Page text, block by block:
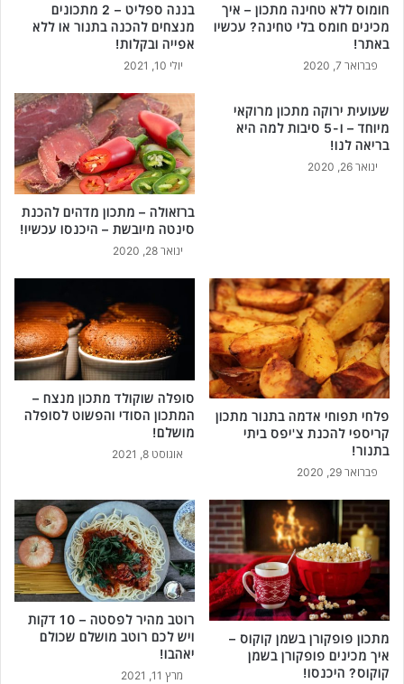
חומוס ללא טחינה מתכון – איך
מכינים חומס בלי טחינה? עכשיו
באתר!
פברואר 7, 2020
בננה ספליט – 2 מתכונים
מנצחים להכנה בתנור או ללא
אפייה ובקלות!
יולי 10, 2021
שעועית ירוקה מתכון מרוקאי
מיוחד – ו-5 סיבות למה היא
בריאה לנו!
ינואר 26, 2020
ברזאולה – מתכון מדהים להכנת
סינטה מיובשת – היכנסו עכשיו!
ינואר 28, 2020
פלחי תפוחי אדמה בתנור מתכון
קריספי להכנת צ'יפס ביתי
בתנור!
פברואר 29, 2020
סופלה שוקולד מתכון מנצח –
המתכון הסודי והפשוט לסופלה
מושלם!
אוגוסט 8, 2021
מתכון פופקורן בשמן קוקוס –
איך מכינים פופקורן בשמן
קוקוס? היכנסו!
רוטב מהיר לפסטה – 10 דקות
ויש לכם רוטב מושלם שכולם
יאהבו!
מרץ 11, 2021